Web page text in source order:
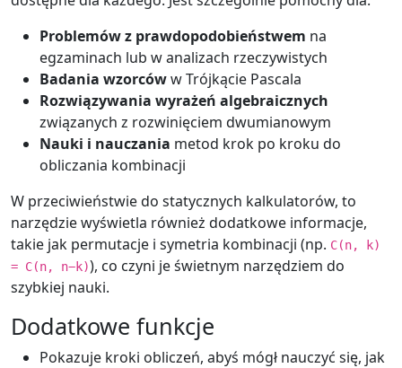
Problemów z prawdopodobieństwem na
egzaminach lub w analizach rzeczywistych
Badania wzorcóww Trójkącie Pascala
Rozwiązywania wyrażeń algebraicznych
związanych z rozwinięciem dwumianowym
Nauki i nauczania metod krok po kroku do
obliczania kombinacji
W przeciwieństwie do statycznych kalkulatorów, to
narzędzie wyświetla również dodatkowe informacje,
takie jak permutacje i symetria kombinacji (np. C(n, k)
= C(n, n−k)), co czyni je świetnym narzędziem do
szybkiej nauki.
Dodatkowe funkcje
Pokazuje kroki obliczeń, abyś mógł nauczyć się, jak